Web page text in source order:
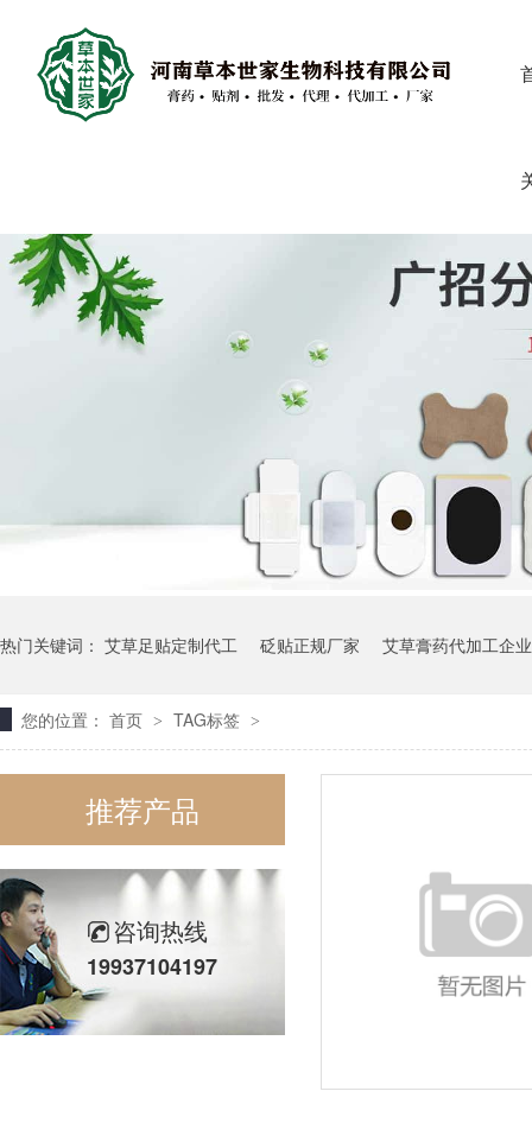
热门关键词： 艾草足贴定制代工 砭贴正规厂家 艾草膏药代加工企业
您的位置： 首页 > TAG标签 >
推荐产品
咨询热线
19937104197